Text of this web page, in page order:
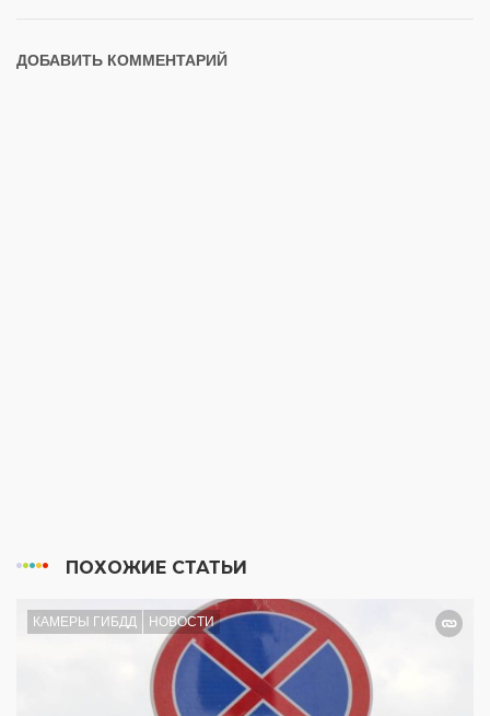
ДОБАВИТЬ КОММЕНТАРИЙ
ПОХОЖИЕ СТАТЬИ
КАМЕРЫ ГИБДД НОВОСТИ